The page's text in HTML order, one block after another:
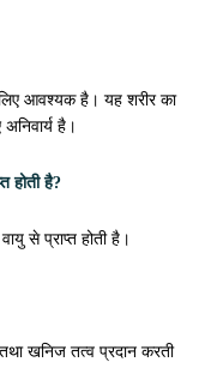
आवश्यक है। यह शरीर का
है।
होती है?
से प्राप्त होती है।
खनिज तत्व प्रदान करती